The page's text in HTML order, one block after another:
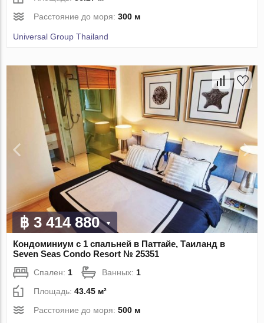
Расстояние до моря:300 м
Universal Group Thailand
฿ 3 414 880
Кондоминиум с 1 спальней в Паттайе, Таиланд в
Seven Seas Condo Resort № 25351
Спален: 1 Ванных: 1
Площадь:43.45 м²
Расстояние до моря:500 м